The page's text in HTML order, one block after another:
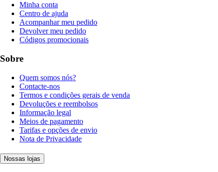
Minha conta
Centro de ajuda
Acompanhar meu pedido
Devolver meu pedido
Códigos promocionais
Sobre
Quem somos nós?
Contacte-nos
Termos e condições gerais de venda
Devoluções e reembolsos
Informação legal
Meios de pagamento
Tarifas e opções de envio
Nota de Privacidade
Nossas lojas